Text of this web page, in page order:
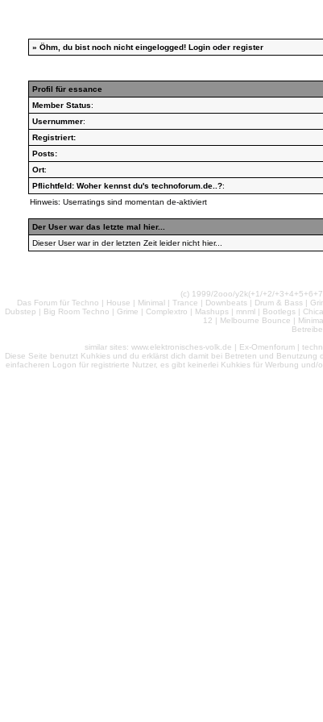
» Öhm, du bist noch nicht eingelogged! Login oder register
Profil für essance
Member Status:
Usernummer:
Registriert:
Posts:
Ort:
Pflichtfeld: Woher kennst du's technoforum.de..?:
Hinweis: Userratings sind momentan de-aktiviert
Der User war das letzte mal hier...
Dieser User war in der letzten Zeit leider nicht hier...
(c) 1999/2ooo/y2k(+1/+2/
Das Forum für Techno | House | Minimal | Trance | Downbeats | Drum & Bass |
Dubstep | Big Room Techno | Grime | Complextro | Mashups | mnml | Bootlegs |
12 | Melbourne Bounce |
similar sites: www.elektronisches-volk.de | Ex-Omenforum |
Diese Seite benutzt Kuhkies und du erklärst dich damit bei Betreten und
einfacheren Logon für registrierte Nutzer, es gibt keinerlei Kuhkies für Werbung